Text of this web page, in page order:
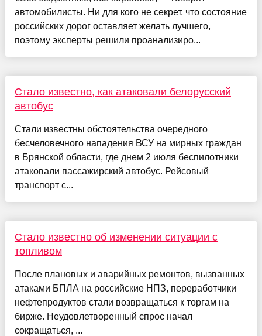
автомобилисты. Ни для кого не секрет, что состояние
российских дорог оставляет желать лучшего,
поэтому эксперты решили проанализиро...
Стало известно, как атаковали белорусский
автобус
Стали известны обстоятельства очередного
бесчеловечного нападения ВСУ на мирных граждан
в Брянской области, где днем 2 июля беспилотники
атаковали пассажирский автобус. Рейсовый
транспорт с...
Стало известно об изменении ситуации с
топливом
После плановых и аварийных ремонтов, вызванных
атаками БПЛА на российские НПЗ, переработчики
нефтепродуктов стали возвращаться к торгам на
бирже. Неудовлетворенный спрос начал
сокращаться, ...